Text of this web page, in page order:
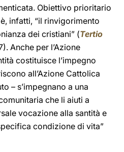
Obiettivo prioritario
infatti, “il rinvigorimento
dei cristiani” (Tertio
Anche per l’Azione
costituisce l’impegno
all’Azione Cattolica
– s’impegnano a una
che li aiuti a
vocazione alla santità e
condizione di vita”